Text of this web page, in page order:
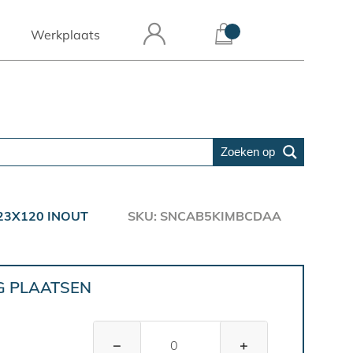
Werkplaats
Zoeken op
INOUT
SKU: SNCAB5KIMBCDAA
PLAATSEN
− +